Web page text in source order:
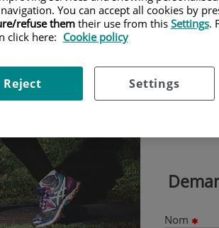
Nom
You can accept all cookies by
refuse themtheir use from this Settings.
click here: Cookie policy
Settings
Reject